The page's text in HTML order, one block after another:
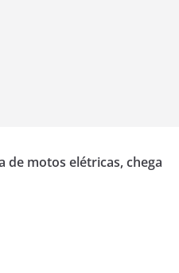
de motos elétricas, chega